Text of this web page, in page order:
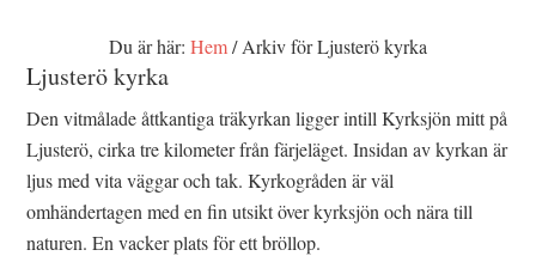
Du är här: Hem/Arkiv för Ljusterö kyrka
Ljusterö kyrka
Den vitmålade åttkantiga träkyrkan ligger intill Kyrksjön mitt på
Ljusterö, cirka tre kilometer från färjeläget. Insidan av kyrkan är
ljus med vita väggar och tak. Kyrkogråden är väl
omhändertagen med en fin utsikt över kyrksjön och nära till
naturen. En vacker plats för ett bröllop.